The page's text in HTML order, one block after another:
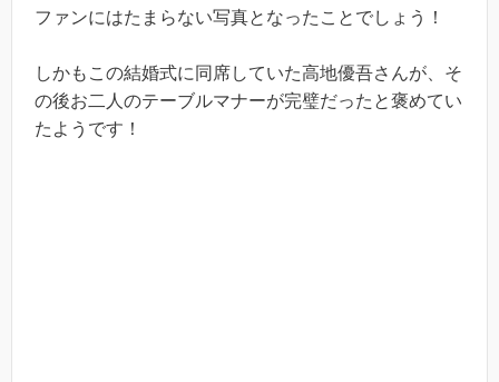
ファンにはたまらない写真となったことでしょう！
しかもこの結婚式に同席していた高地優吾さんが、そ
の後お二人のテーブルマナーが完璧だったと褒めてい
たようです！